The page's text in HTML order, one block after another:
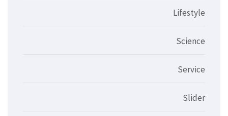
Lifestyle
Science
Service
Slider